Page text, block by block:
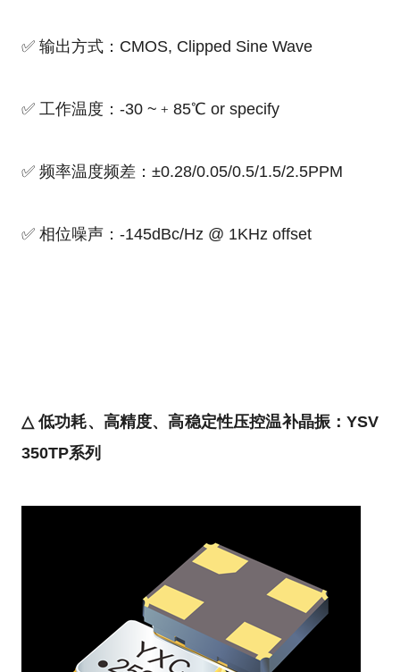
✅ 输出方式：CMOS, Clipped Sine Wave
✅ 工作温度：-30 ~﹢85℃ or specify
✅ 频率温度频差：±0.28/0.05/0.5/1.5/2.5PPM
✅ 相位噪声：-145dBc/Hz @ 1KHz offset
△ 低功耗、高精度、高稳定性压控温补晶振：YSV
350TP系列